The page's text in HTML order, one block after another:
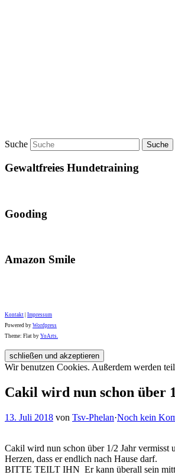
Suche
Gewaltfreies Hundetraining
Gooding
Amazon Smile
Kontakt Impressum
Powered by Wordpress
Theme: Flat by YoArts.
Wir benutzen Cookies. Außerdem werden
Cakil wird nun schon über
13. Juli 2018 von Tsv-Phelan·Noch kein
Cakil wird nun schon über 1/2 Jahr vermisst
Herzen, dass er endlich nach Hause darf.
BITTE TEILT IHN Er kann überall sein